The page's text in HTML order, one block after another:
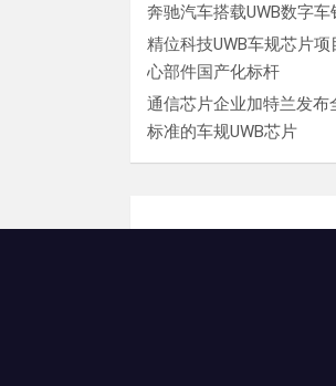
奔驰汽车搭载UWB数字车
精位科技UWB车规芯片
心部件国产化标杆
通信芯片企业加特兰发布
标准的车规UWB芯片